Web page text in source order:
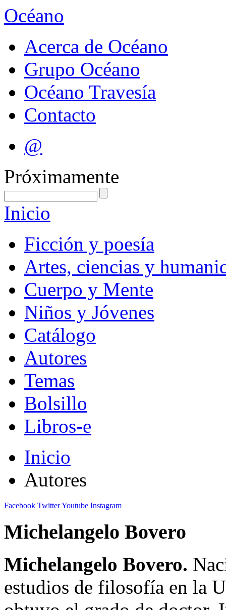
Océano
Acerca de Océano
Grupo Océano
Océano Travesía
Contacto
@
Próximamente
Inicio
Ficción y poesía
Artes, ciencias y
Cuerpo y Mente
Niños y Jóvenes
Catálogo
Autores
Temas
Bolsillo
Libros-e
Inicio
Autores
Facebook TwitterYoutube Instagram
Michelangelo Bovero
Michelangelo Bovero.
estudios de filosofía en la